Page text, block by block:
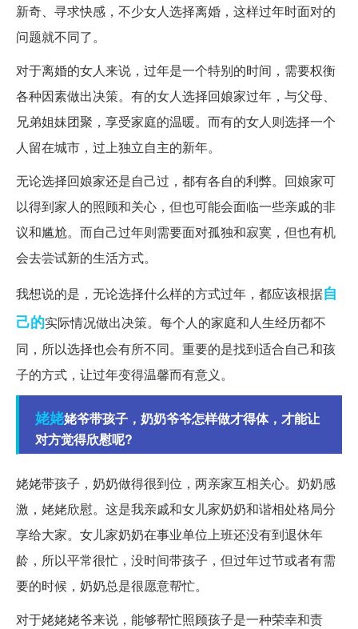
新奇、寻求快感，不少女人选择离婚，这样过年时面对的
问题就不同了。
对于离婚的女人来说，过年是一个特别的时间，需要权衡
各种因素做出决策。有的女人选择回娘家过年，与父母、
兄弟姐妹团聚，享受家庭的温暖。而有的女人则选择一个
人留在城市，过上独立自主的新年。
无论选择回娘家还是自己过，都有各自的利弊。回娘家可
以得到家人的照顾和关心，但也可能会面临一些亲戚的非
议和尴尬。而自己过年则需要面对孤独和寂寞，但也有机
会去尝试新的生活方式。
我想说的是，无论选择什么样的方式过年，都应该根据自
己的实际情况做出决策。每个人的家庭和人生经历都不
同，所以选择也会有所不同。重要的是找到适合自己和孩
子的方式，让过年变得温馨而有意义。
姥姥姥爷带孩子，奶奶爷爷怎样做才得体，才能让
对方觉得欣慰呢?
姥姥带孩子，奶奶做得很到位，两亲家互相关心。奶奶感
激，姥姥欣慰。这是我亲戚和女儿家奶奶和谐相处格局分
享给大家。女儿家奶奶在事业单位上班还没有到退休年
龄，所以平常很忙，没时间带孩子，但过年过节或者有需
要的时候，奶奶总是很愿意帮忙。
对于姥姥姥爷来说，能够帮忙照顾孩子是一种荣幸和责